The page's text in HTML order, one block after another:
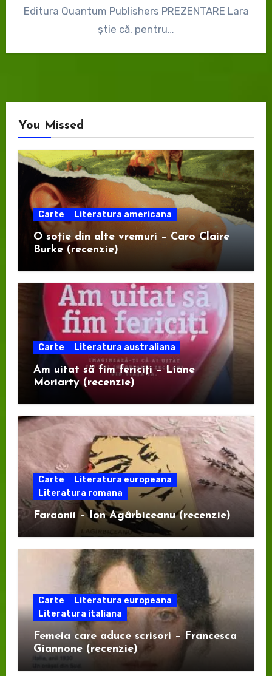
Editura Quantum Publishers PREZENTARE Lara
ştie că, pentru…
You Missed
Carte Literatura americana
O soție din alte vremuri – Caro Claire
Burke (recenzie)
Carte Literatura australiana
Am uitat să fim fericiți – Liane
Moriarty (recenzie)
Carte
Literatura europeana
Literatura romana
Faraonii – Ion Agârbiceanu (recenzie)
Carte
Literatura europeana
Literatura italiana
Femeia care aduce scrisori – Francesca
Giannone (recenzie)